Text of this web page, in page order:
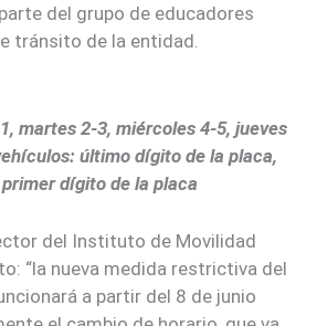
del grupo de educadores
tránsito de la entidad.
martes 2-3, miércoles 4-5, jueves
último dígito de la placa,
dígito de la placa
del Instituto de Movilidad
“la nueva medida restrictiva del
a partir del 8 de junio